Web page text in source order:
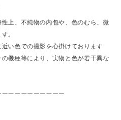
上、不純物の内包や、色のむら、微
。
い色での撮影を心掛けております
機種等により、実物と色が若干異な
ーーーーーーーーー